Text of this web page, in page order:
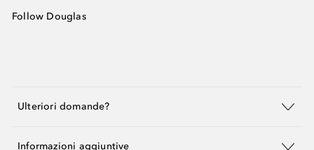
Follow Douglas
Ulteriori domande?
Informazioni aggiuntive